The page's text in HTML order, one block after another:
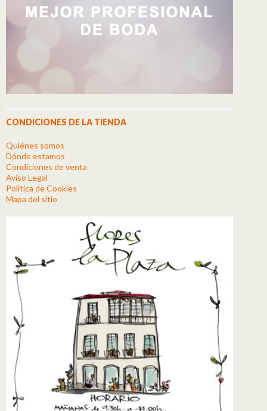
CONDICIONES DE LA TIENDA
Quiénes somos
Dónde estamos
Condiciones de venta
Aviso Legal
Política de Cookies
Mapa del sitio